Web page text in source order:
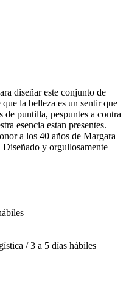
diseñar este conjunto de
la belleza es un sentir que
de puntilla, pespuntes a contra
esencia estan presentes.
a los 40 años de Margara
y orgullosamente
/ 3 a 5 días hábiles